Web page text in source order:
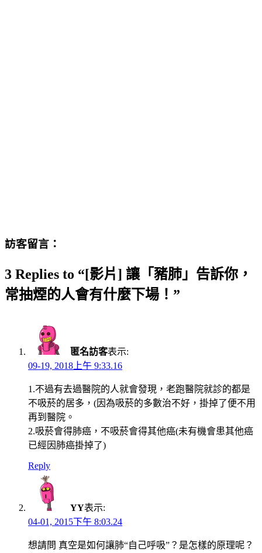
訪客留言：
3 Replies to “[影片] 讓「豬肺」告訴你，
常抽煙的人會有什麼下場！”
匿名訪客表示:
09-19, 2018上午 9:33.16
1.不過有去過醫院的人就會發現，老跑醫院就診的都是
不吸菸的居多，(因為吸菸的多數治不好，掛掉了便不用
再到醫院。
2.吸菸會得肺癌，不吸菸會得其他癌(未有機會患其他癌
已經因肺癌掛掉了)
Reply
YY表示:
04-01, 2015下午 8:03.24
想請問 真空是如何讓肺“自己呼吸”？是怎樣的原理呢？